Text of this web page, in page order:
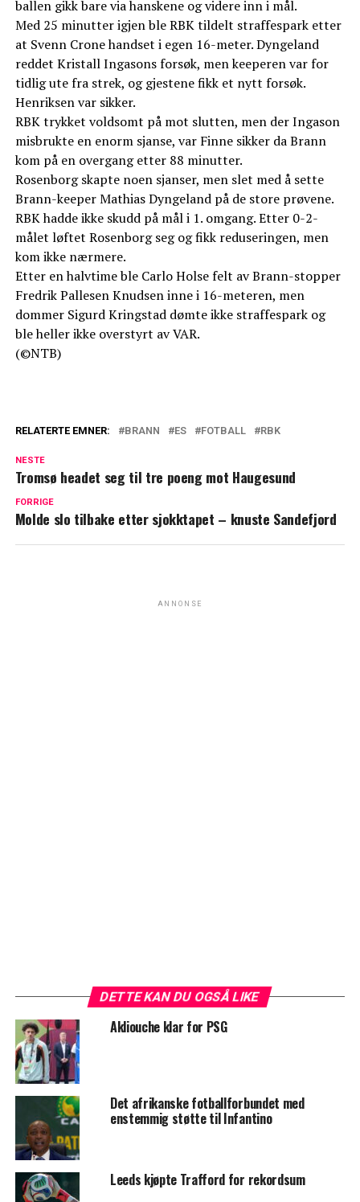
ballen gikk bare via hanskene og videre inn i mål.
Med 25 minutter igjen ble RBK tildelt straffespark etter
at Svenn Crone handset i egen 16-meter. Dyngeland
reddet Kristall Ingasons forsøk, men keeperen var for
tidlig ute fra strek, og gjestene fikk et nytt forsøk.
Henriksen var sikker.
RBK trykket voldsomt på mot slutten, men der Ingason
misbrukte en enorm sjanse, var Finne sikker da Brann
kom på en overgang etter 88 minutter.
Rosenborg skapte noen sjanser, men slet med å sette
Brann-keeper Mathias Dyngeland på de store prøvene.
RBK hadde ikke skudd på mål i 1. omgang. Etter 0-2-
målet løftet Rosenborg seg og fikk reduseringen, men
kom ikke nærmere.
Etter en halvtime ble Carlo Holse felt av Brann-stopper
Fredrik Pallesen Knudsen inne i 16-meteren, men
dommer Sigurd Kringstad dømte ikke straffespark og
ble heller ikke overstyrt av VAR.
(©NTB)
RELATERTE EMNER: BRANN ES FOTBALL RBK
NESTE
Tromsø headet seg til tre poeng mot Haugesund
FORRIGE
Molde slo tilbake etter sjokktapet – knuste Sandefjord
ANNONSE
DETTE KAN DU OGSÅ LIKE
Akliouche klar for PSG
Det afrikanske fotballforbundet med
enstemmig støtte til Infantino
Leeds kjøpte Trafford for rekordsum